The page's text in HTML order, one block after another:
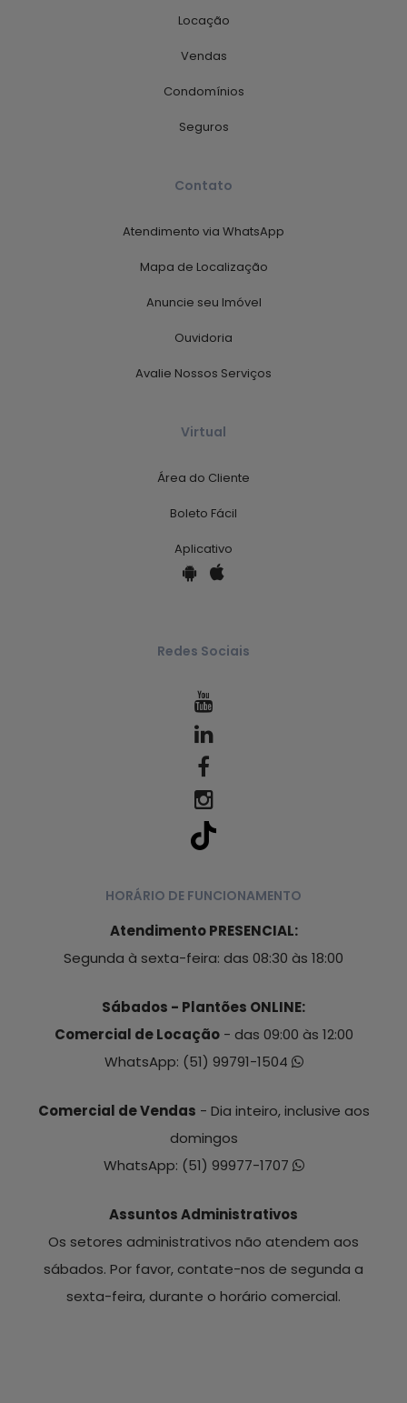
Locação
Vendas
Condomínios
Seguros
Contato
Atendimento via WhatsApp
Mapa de Localização
Anuncie seu Imóvel
Ouvidoria
Avalie Nossos Serviços
Virtual
Área do Cliente
Boleto Fácil
Aplicativo
Redes Sociais
HORÁRIO DE FUNCIONAMENTO
Atendimento PRESENCIAL:
Segunda à sexta-feira: das 08:30 às 18:00
Sábados - Plantões ONLINE:
Comercial de Locação- das 09:00 às 12:00
WhatsApp: (51) 99791-1504
Comercial de Vendas - Dia inteiro, inclusive aos
domingos
WhatsApp: (51) 99977-1707
Assuntos Administrativos
Os setores administrativos não atendem aos
sábados. Por favor, contate-nos de segunda a
sexta-feira, durante o horário comercial.